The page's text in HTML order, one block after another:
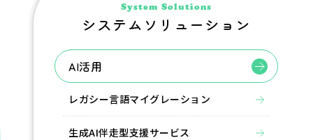
System Solutions
システムソリューション
AI活用
レガシー言語マイグレーション
生成AI伴走型支援サービス